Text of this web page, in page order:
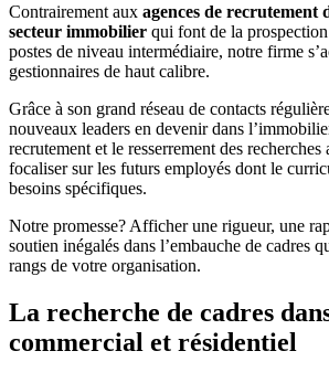
Contrairement aux agences de recrutement
secteur immobilier qui font de la
postes de niveau intermédiaire, notre firme
gestionnaires de haut calibre.
Grâce à son grand réseau de contacts
nouveaux leaders en devenir dans
recrutement et le resserrement des
focaliser sur les futurs employés dont le
besoins spécifiques.
Notre promesse? Afficher une rigueur, une
soutien inégalés dans l’embauche de cadres
rangs de votre organisation.
La recherche de cadres
commercial et résidentiel